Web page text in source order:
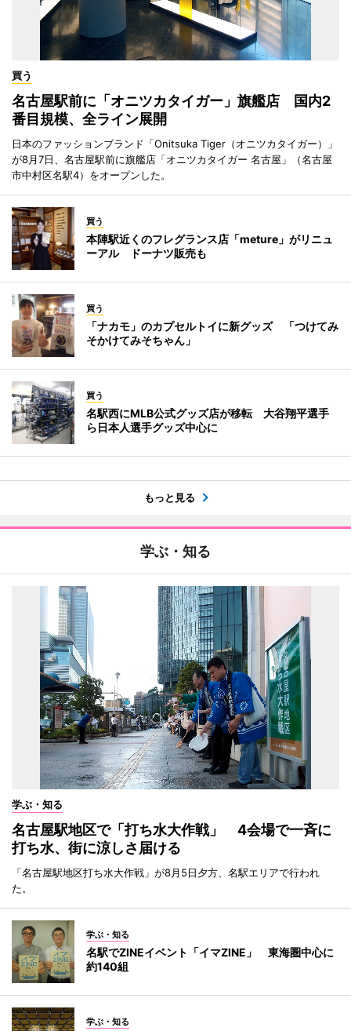
買う
名古屋駅前に「オニツカタイガー」旗艦店 国内2
番目規模、全ライン展開
日本のファッションブランド「Onitsuka Tiger（オニツカタイガー）」
が8月7日、名古屋駅前に旗艦店「オニツカタイガー 名古屋」（名古屋
市中村区名駅4）をオープンした。
買う
本陣駅近くのフレグランス店「meture」がリニュ
ーアル ドーナツ販売も
買う
「ナカモ」のカプセルトイに新グッズ 「つけてみ
そかけてみそちゃん」
買う
名駅西にMLB公式グッズ店が移転 大谷翔平選手
ら日本人選手グッズ中心に
もっと見る
学ぶ・知る
学ぶ・知る
名古屋駅地区で「打ち水大作戦」 4会場で一斉に
打ち水、街に涼しさ届ける
「名古屋駅地区打ち水大作戦」が8月5日夕方、名駅エリアで行われ
た。
学ぶ・知る
名駅でZINEイベント「イマZINE」 東海圏中心に
約140組
学ぶ・知る